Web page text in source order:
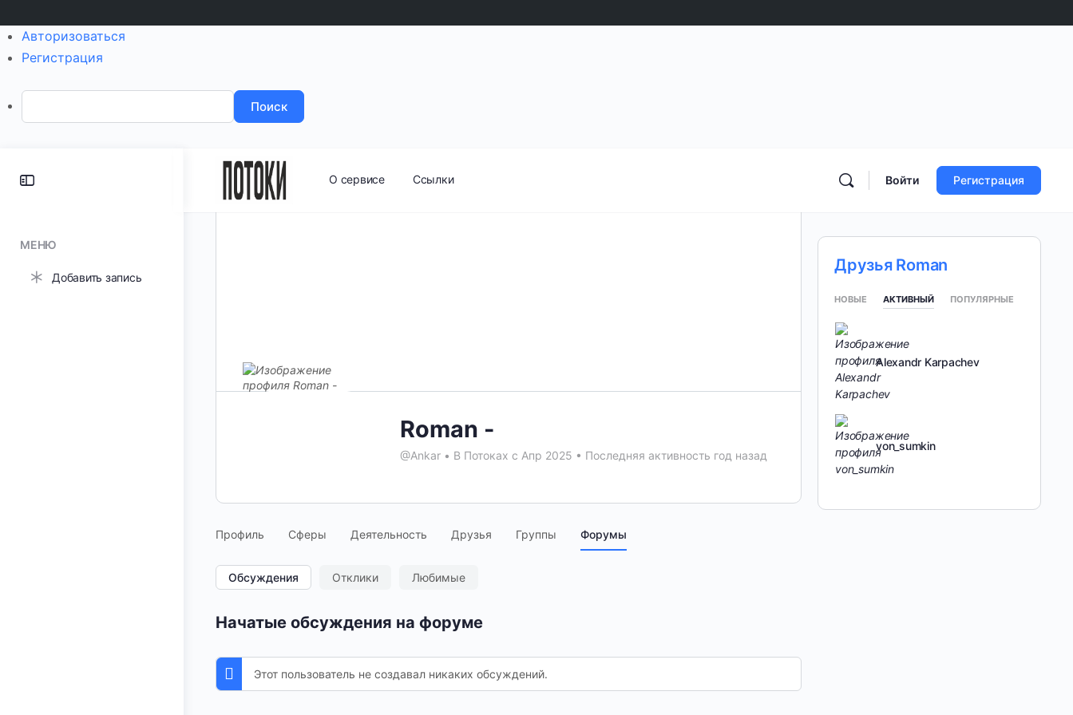
Авторизоваться
Регистрация
Поиск
МЕНЮ
Добавить запись
О сервисе Ссылки Войти Регистрация
Roman -
@Ankar • В Потоках с Апр 2025 • Последняя активность год назад
Профиль Сферы Деятельность Друзья Группы Форумы
Обсуждения Отклики Любимые
Начатые обсуждения на форуме
Этот пользователь не создавал никаких обсуждений.
Друзья Roman
НОВЫЕ АКТИВНЫЙ ПОПУЛЯРНЫЕ
Alexandr Karpachev
von_sumkin